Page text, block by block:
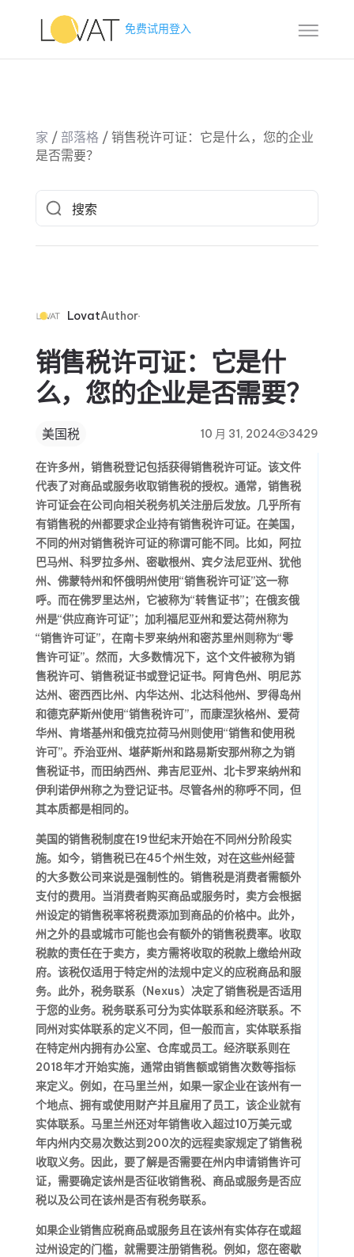
免费试用登入
家 / 部落格/ 销售税许可证：它是什么，您的企业
是否需要？
LovatAuthor
销售税许可证：它是什
么，您的企业是否需要？
美国税 10 月 31, 2024 3429
在许多州，销售税登记包括获得销售税许可证。该文件
代表了对商品或服务收取销售税的授权。通常，销售税
许可证会在公司向相关税务机关注册后发放。几乎所有
有销售税的州都要求企业持有销售税许可证。在美国，
不同的州对销售税许可证的称谓可能不同。比如，阿拉
巴马州、科罗拉多州、密歇根州、宾夕法尼亚州、犹他
州、佛蒙特州和怀俄明州使用“销售税许可证”这一称
呼。而在佛罗里达州，它被称为“转售证书”；在俄亥俄
州是“供应商许可证”；加利福尼亚州和爱达荷州称为
“销售许可证”，在南卡罗来纳州和密苏里州则称为“零
售许可证”。然而，大多数情况下，这个文件被称为销
售税许可、销售税证书或登记证书。阿肯色州、明尼苏
达州、密西西比州、内华达州、北达科他州、罗得岛州
和德克萨斯州使用“销售税许可”，而康涅狄格州、爱荷
华州、肯塔基州和俄克拉荷马州则使用“销售和使用税
许可”。乔治亚州、堪萨斯州和路易斯安那州称之为销
售税证书，而田纳西州、弗吉尼亚州、北卡罗来纳州和
伊利诺伊州称之为登记证书。尽管各州的称呼不同，但
其本质都是相同的。
美国的销售税制度在19世纪末开始在不同州分阶段实
施。如今，销售税已在45个州生效，对在这些州经营
的大多数公司来说是强制性的。销售税是消费者需额外
支付的费用。当消费者购买商品或服务时，卖方会根据
州设定的销售税率将税费添加到商品的价格中。此外，
州之外的县或城市可能也会有额外的销售税费率。收取
税款的责任在于卖方，卖方需将收取的税款上缴给州政
府。该税仅适用于特定州的法规中定义的应税商品和服
务。此外，税务联系（Nexus）决定了销售税是否适用
于您的业务。税务联系可分为实体联系和经济联系。不
同州对实体联系的定义不同，但一般而言，实体联系指
在特定州内拥有办公室、仓库或员工。经济联系则在
2018年才开始实施，通常由销售额或销售次数等指标
来定义。例如，在马里兰州，如果一家企业在该州有一
个地点、拥有或使用财产并且雇用了员工，该企业就有
实体联系。马里兰州还对年销售收入超过10万美元或
年内州内交易次数达到200次的远程卖家规定了销售税
收取义务。因此，要了解是否需要在州内申请销售许可
证，需要确定该州是否征收销售税、商品或服务是否应
税以及公司在该州是否有税务联系。
如果企业销售应税商品或服务且在该州有实体存在或超
过州设定的门槛，就需要注册销售税。例如，您在密歇